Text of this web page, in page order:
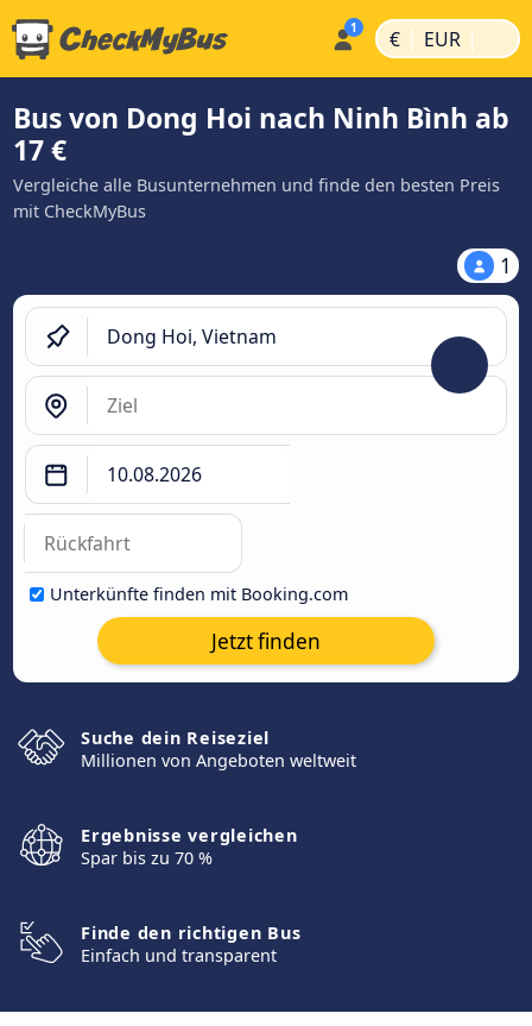
€ | EUR |
Bus von Dong Hoi nach Ninh Bình ab
17 €
Vergleiche alle Busunternehmen und finde den besten Preis
mit CheckMyBus
1
Unterkünfte finden mit Booking.com
Jetzt finden
Suche dein Reiseziel
Millionen von Angeboten weltweit
Ergebnisse vergleichen
Spar bis zu 70 %
Finde den richtigen Bus
Einfach und transparent